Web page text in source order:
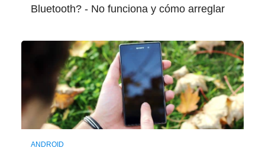
Bluetooth? - No funciona y cómo arreglar
ANDROID